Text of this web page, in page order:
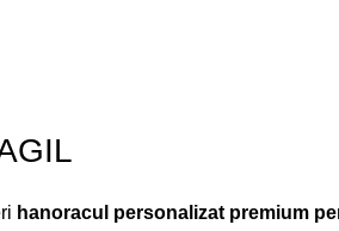
hanoracul personalizat premium